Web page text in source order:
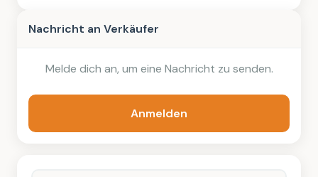
Nachricht an Verkäufer
Melde dich an, um eine Nachricht zu senden.
Anmelden